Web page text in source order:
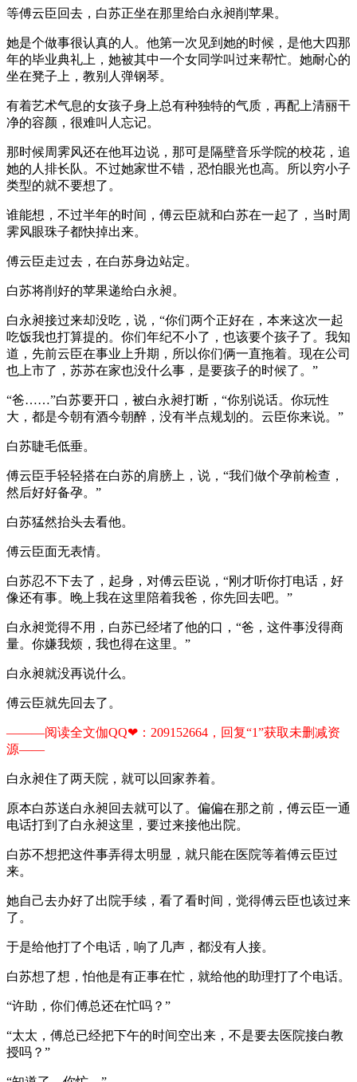
等傅云臣回去，白苏正坐在那里给白永昶削苹果。
她是个做事很认真的人。他第一次见到她的时候，是他大四那
年的毕业典礼上，她被其中一个女同学叫过来帮忙。她耐心的
坐在凳子上，教别人弹钢琴。
有着艺术气息的女孩子身上总有种独特的气质，再配上清丽干
净的容颜，很难叫人忘记。
那时候周霁风还在他耳边说，那可是隔壁音乐学院的校花，追
她的人排长队。不过她家世不错，恐怕眼光也高。所以穷小子
类型的就不要想了。
谁能想，不过半年的时间，傅云臣就和白苏在一起了，当时周
霁风眼珠子都快掉出来。
傅云臣走过去，在白苏身边站定。
白苏将削好的苹果递给白永昶。
白永昶接过来却没吃，说，“你们两个正好在，本来这次一起
吃饭我也打算提的。你们年纪不小了，也该要个孩子了。我知
道，先前云臣在事业上升期，所以你们俩一直拖着。现在公司
也上市了，苏苏在家也没什么事，是要孩子的时候了。”
“爸……”白苏要开口，被白永昶打断，“你别说话。你玩性
大，都是今朝有酒今朝醉，没有半点规划的。云臣你来说。”
白苏睫毛低垂。
傅云臣手轻轻搭在白苏的肩膀上，说，“我们做个孕前检查，
然后好好备孕。”
白苏猛然抬头去看他。
傅云臣面无表情。
白苏忍不下去了，起身，对傅云臣说，“刚才听你打电话，好
像还有事。晚上我在这里陪着我爸，你先回去吧。”
白永昶觉得不用，白苏已经堵了他的口，“爸，这件事没得商
量。你嫌我烦，我也得在这里。”
白永昶就没再说什么。
傅云臣就先回去了。
———阅读全文伽QQ❤：209152664，回复“1”获取未删减资
源—​​​​—​​​​
白永昶住了两天院，就可以回家养着。
原本白苏送白永昶回去就可以了。偏偏在那之前，傅云臣一通
电话打到了白永昶这里，要过来接他出院。
白苏不想把这件事弄得太明显，就只能在医院等着傅云臣过
来。
她自己去办好了出院手续，看了看时间，觉得傅云臣也该过来
了。
于是给他打了个电话，响了几声，都没有人接。
白苏想了想，怕他是有正事在忙，就给他的助理打了个电话。
“许助，你们傅总还在忙吗？”
“太太，傅总已经把下午的时间空出来，不是要去医院接白教
授吗？”